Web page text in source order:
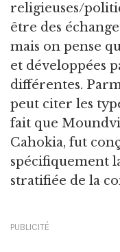
religieuses/
être des
mais on pense
et développées
différentes.
peut citer les
fait que
Cahokia, fut
spécifiquement
stratifiée de la
PUBLICITÉ